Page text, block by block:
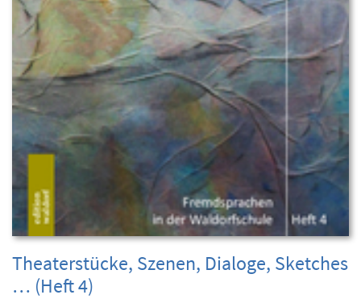
Theaterstücke, Szenen, Dialoge, Sketches
… (Heft 4)